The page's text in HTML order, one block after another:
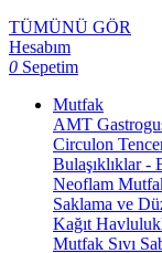
TÜMÜNÜ GÖR
Hesabım
0 Sepetim
Mutfak
AMT
Circulon
Bulaşıklıklar -
Neoflam
Saklama ve
Kağıt
Mutfak Sıvı